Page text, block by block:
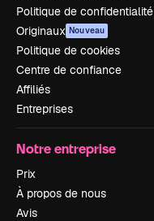
Politique de confidentialité
Originaux Nouveau
Politique de cookies
Centre de confiance
Affiliés
Entreprises
Notre entreprise
Prix
À propos de nous
Avis